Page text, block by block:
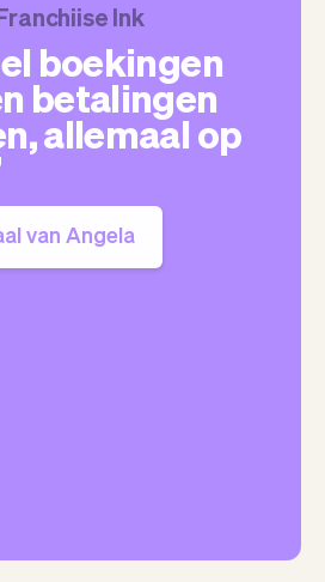
Ink
boekingen
betalingen
allemaal op
van Angela